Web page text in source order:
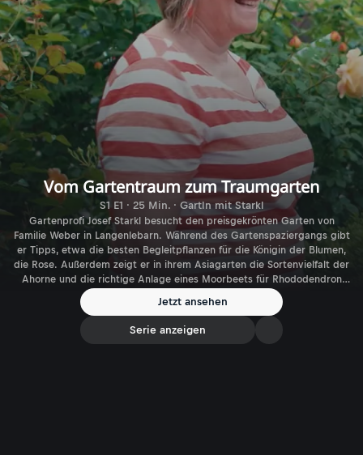
Vom Gartentraum zum Traumgarten
S1 E1 · 25 Min. · Gartln mit Starkl
Gartenprofi Josef Starkl besucht den preisgekrönten Garten von
Familie Weber in Langenlebarn. Während des Gartenspaziergangs gibt
er Tipps, etwa die besten Begleitpflanzen für die Königin der Blumen,
die Rose. Außerdem zeigt er in ihrem Asiagarten die Sortenvielfalt der
Ahorne und die richtige Anlage eines Moorbeets für Rhododendron
und Azalee. Im Naschgarten geht es um schlingende Beerenpflanzen
und wie man einen Kletterkegel aus Weidenruten mit ein paar
Handgriffen selber basteln kann.
Jetzt ansehen
Serie anzeigen